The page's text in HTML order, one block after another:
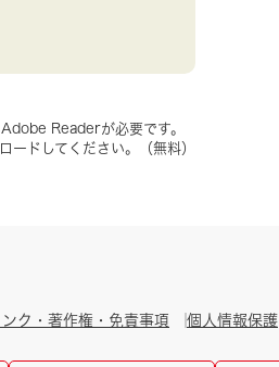
Readerが必要です。
ドしてください。（無料）
ンク・著作権・免責事項 個人情報保護